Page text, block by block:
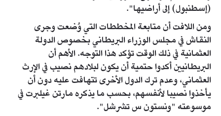
(إسطنبول) إلى أراضيها".
ومن اللافت أن متابعة المخططات التي وُضعت وجرى
النقاش في مجلس الوزراء البريطاني بخصوص الدولة
العثمانية في ذلك الوقت تؤكد هذا التوجه. الأهم أن
البريطانيين أكدوا حتمية أن يكون لبلادهم نصيب في الإرث
العثماني، وعدم ترك الدول الأخرى تتهافت عليه دون أن
يأخذوا نصيبا لأنفسهم، بحسب ما يذكره مارتن غيلبرت في
موسوعته "ونستون س تشرشل".